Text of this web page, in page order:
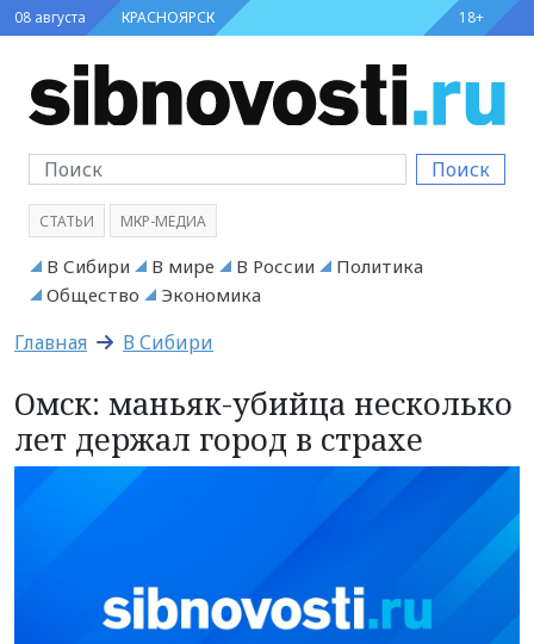
08 августа КРАСНОЯРСК 18+
Поиск
СТАТЬИ МКР-МЕДИА
В Сибири В мире В России
Политика
Общество
Экономика
Главная В Сибири
Омск: маньяк-убийца несколько
лет держал город в страхе